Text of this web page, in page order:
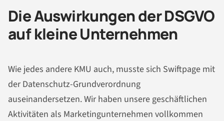
Die Auswirkungen der DSGVO
auf kleine Unternehmen
Wie jedes andere KMU auch, musste sich Swiftpage mit
der Datenschutz-Grundverordnung
auseinandersetzen. Wir haben unsere geschäftlichen
Aktivitäten als Marketingunternehmen vollkommen